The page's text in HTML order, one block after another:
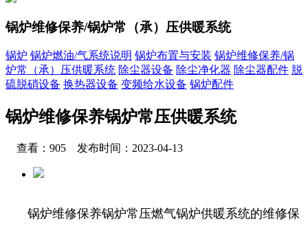
锅炉维修保养/锅炉常（承）压供暖系统
锅炉 锅炉燃油/气系统说明 锅炉布置与安装 锅炉维修保养/锅
炉常（承）压供暖系统 除尘器设备 除尘净化器 除尘器配件 脱
硫脱硝设备 换热器设备 变频给水设备 锅炉配件
锅炉维修保养锅炉常压供暖系统
查看：905 发布时间：2023-04-13
锅炉维修保养锅炉常压燃气锅炉供暖系统的维修保